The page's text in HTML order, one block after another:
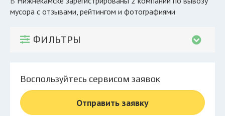
Компании
Экоблог
© 2026 Все права защищены
мусора с отзывами, рейтингом и фотографиями
ФИЛЬТРЫ
Воспользуйтесь сервисом заявок
Отправить заявку